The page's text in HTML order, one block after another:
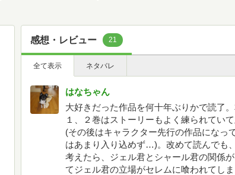
感想・レビュー 21
全て表示 ネタバレ
はなちゃん
大好きだった作品を何十年ぶりかで読了
１、２巻はストーリーもよく練られてい
(その後はキャラクター先行の作品になっ
はあまり入り込めず…)。改めて読んでも
考えたら、ジェル君とシャール君の関係
てジェル君の立場がセレムに喰われてし